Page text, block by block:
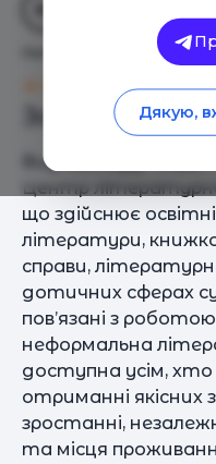
LITOSVITA
Оцінка 0 - 0
Загальний
Вид закладу - Інше
Центр
що здійснює
літератури,
справи,
дотичних сферах
пов’язані з
неформальна
доступна усім, хто
отриманні якісних
зростанні,
та місця
Дякую,